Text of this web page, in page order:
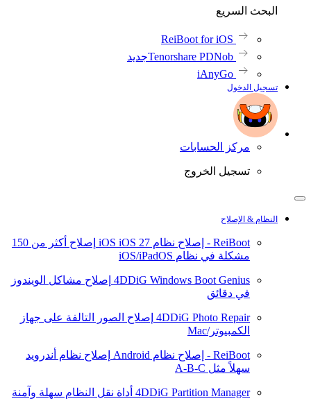
البحث السريع
ReiBoot for iOS
Tenorshare PDNobجديد
iAnyGo
تسجيل الدخول
مركز الحسابات
تسجيل الخروج
النظام & الإصلاح
ReiBoot - إصلاح نظام iOS iOS 27
إصلاح أكثر من 150
مشكلة في نظام iOS/iPadOS
4DDiG Windows Boot Genius إصلاح مشاكل الويندوز
في دقائق
4DDiG Photo Repair إصلاح الصور التالفة على جهاز
الكمبيوتر/Mac
ReiBoot - إصلاح نظام Android
إصلاح نظام أندرويد
سهلاً مثل A-B-C
4DDiG Partition Manager أداة نقل النظام سهلة وآمنة